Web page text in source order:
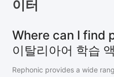
이터
Where can I find
이탈리아어 학습
Rephonic provides a wide